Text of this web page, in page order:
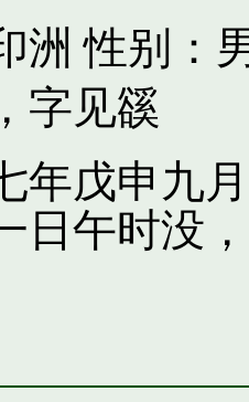
洲 性别：
字见豀
年戊申九
日午时没